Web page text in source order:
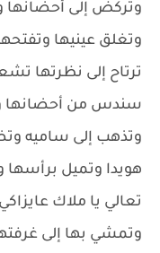
وتركض إلى أحضانها
وتغلق عينيها
ترتاح إلى نظرتها
سندس من أحضانها
وتذهب إلى ساميه
هويدا وتميل
تعالي يا ملاك عايزاكي
وتمشي بها إلى